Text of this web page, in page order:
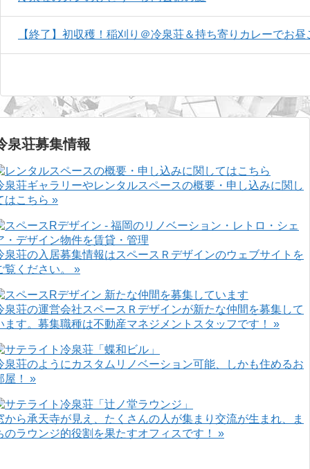
【終了】初収穫！稲刈り＠冷泉荘＆持ち寄りカレーでお
泉荘募集情報
泉荘ギャラリーやレンタルスペースの概要・申し込みに関し
はこちら »
泉荘の入居募集情報はスペースＲデザインのウェブサイトを
覧ください。 »
泉荘の運営会社スペースＲデザインが新たな仲間を募集して
ます。募集職種は不動産マネジメントスタッフです！ »
泉荘のようにカスタムリノベーション可能、しかも住めるお
屋！ »
から承天寺が見え、たくさんの人が集まり交流が生まれ、ま
のラウンジ的役割を果たすオフィスです！ »